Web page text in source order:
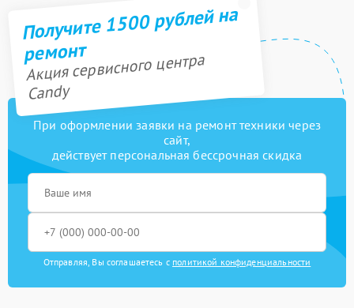
Получите 1500 рублей на
ремонт
Акция сервисного центра
Candy
При оформлении заявки на ремонт техники через
сайт,
действует персональная бессрочная скидка
Отправляя, Вы соглашаетесь с политикой конфиденциальности